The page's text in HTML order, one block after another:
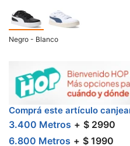
Negro - Blanco
Comprá este artículo
3.400 Metros $ 2990
6.800 Metros $ 1990